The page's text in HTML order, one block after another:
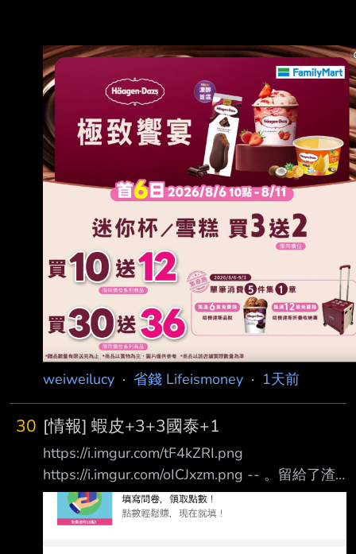
weiweilucy · 省錢 Lifeismoney · 1天前
30 [情報] 蝦皮+3+3國泰+1
https://i.imgur.com/tF4kZRI.png
https://i.imgur.com/oICJxzm.png -- 。留給了渣
男 o留給了老闆 O留給了老實人 --